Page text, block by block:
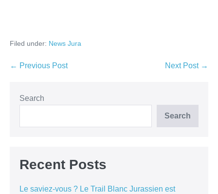
Filed under: News Jura
← Previous Post Next Post →
Search
Search
Recent Posts
Le saviez-vous ? Le Trail Blanc Jurassien est